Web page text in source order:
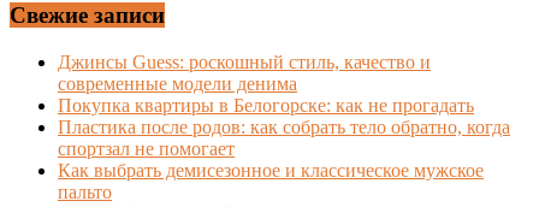
Свежие записи
Джинсы Guess: роскошный стиль, качество и
современные модели денима
Покупка квартиры в Белогорске: как не прогадать
Пластика после родов: как собрать тело обратно, когда
спортзал не помогает
Как выбрать демисезонное и классическое мужское
пальто